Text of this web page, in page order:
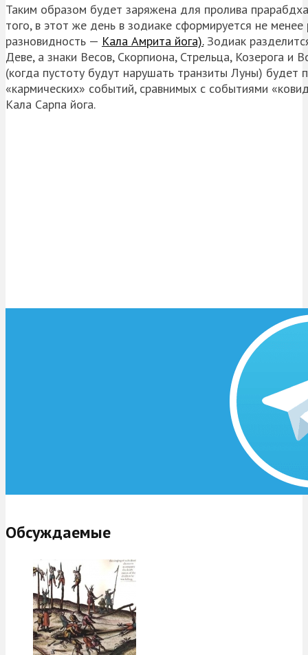
Таким образом будет заряжена для пролива
того, в этот же день в зодиаке сформируется не
разновидность — Кала Амрита йога).Зодиак
Деве, а знаки Весов, Скорпиона, Стрельца, Козерога
(когда пустоту будут нарушать транзиты Луны)
«кармических» событий, сравнимых с событиями
Кала Сарпа йога.
Обсуждаемые